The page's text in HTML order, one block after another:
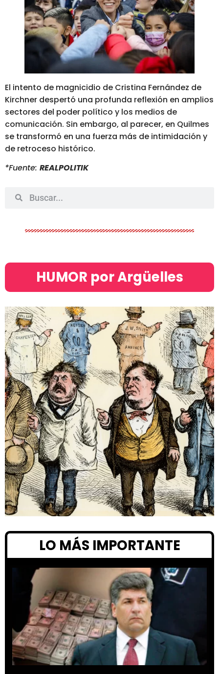
El intento de magnicidio de Cristina Fernández de
Kirchner despertó una profunda reflexión en amplios
sectores del poder político y los medios de
comunicación. Sin embargo, al parecer, en Quilmes
se transformó en una fuerza más de intimidación y
de retroceso histórico.
*Fuente: REALPOLITIK
HUMOR por Argüelles​
LO MÁS IMPORTANTE